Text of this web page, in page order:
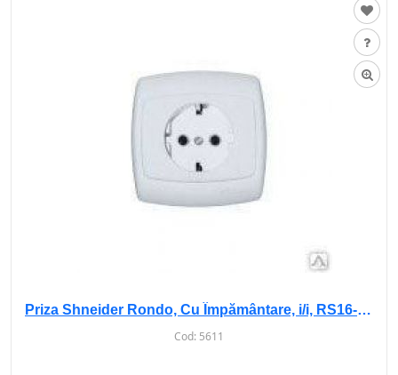
Priza Shneider Rondo, Cu Împământare, i/i, RS16-264
Cod: 5611